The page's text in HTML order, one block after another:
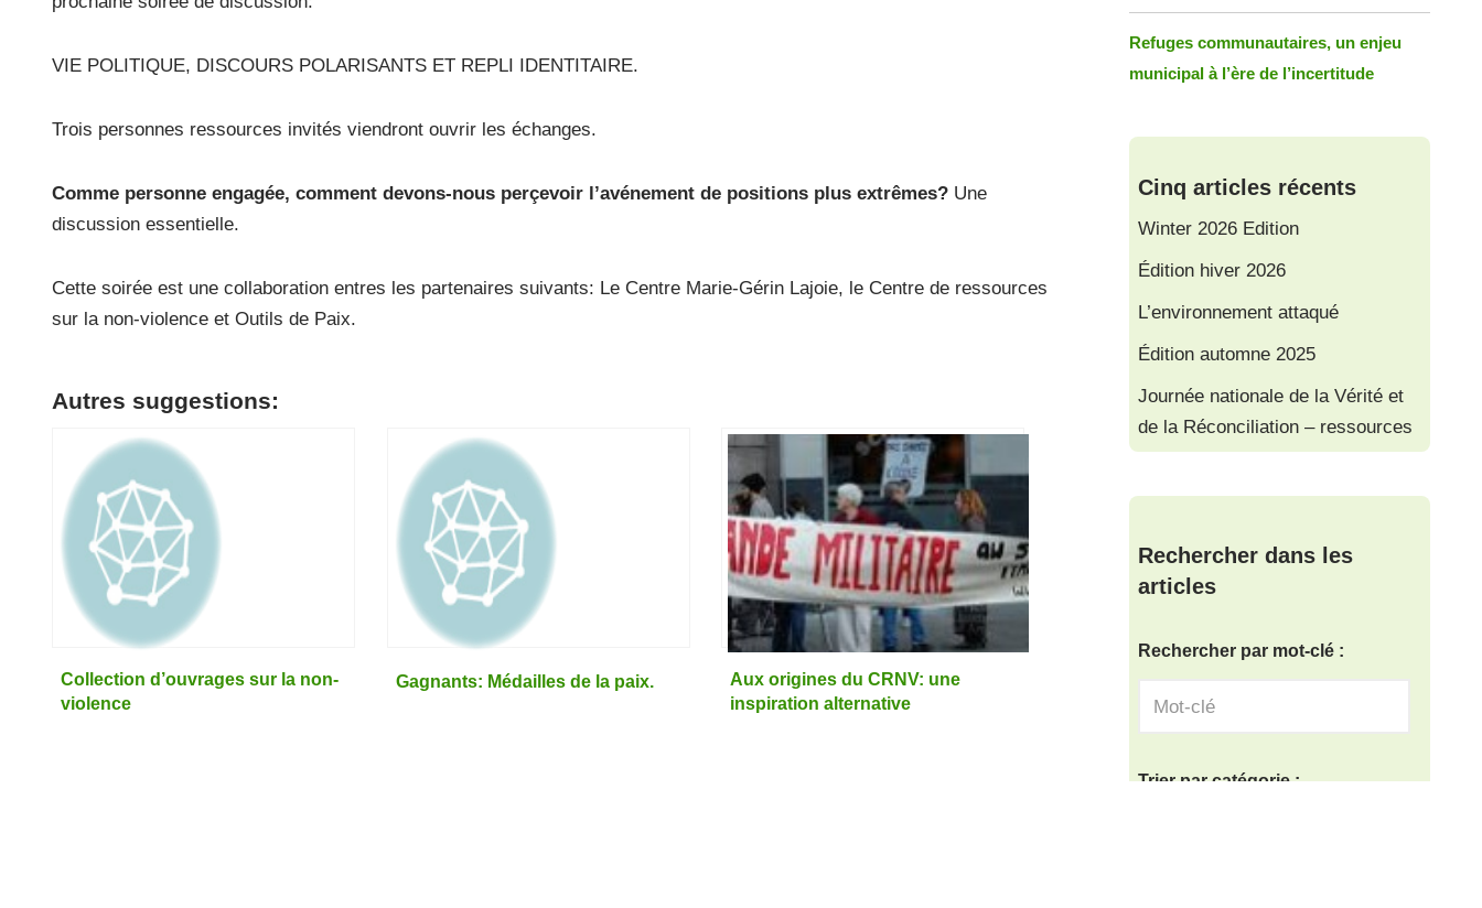
e
b
o
er
g
er
VIE POLITIQUE, DISCOURS POLARISANTS ET REPLI IDENTITAIRE.
Trois personnes ressources invités viendront ouvrir les échanges.
Comme personne engagée, comment devons-nous perçevoir l’avénement de positions plus extrêmes? Une
discussion essentielle.
Cette soirée est une collaboration entres les partenaires suivants: Le Centre Marie-Gérin Lajoie, le Centre de ressources
sur la non-violence et Outils de Paix.
Autres suggestions:
Collection d’ouvrages sur la non-
violence
Gagnants: Médailles de la paix.
Aux origines du CRNV: une
inspiration alternative
Refuges communautaires, un enjeu
municipal à l’ère de l’incertitude
Cinq articles récents
Winter 2026 Edition
Édition hiver 2026
L’environnement attaqué
Édition automne 2025
Journée nationale de la Vérité et
de la Réconciliation – ressources
Rechercher dans les
articles
Rechercher par mot-clé :
Trier par catégorie :